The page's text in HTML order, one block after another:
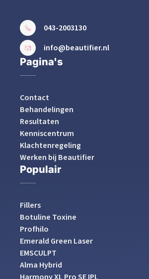
043-2003130
info@beautifier.nl
Pagina's
Contact
Behandelingen
Resultaten
Kenniscentrum
Klachtenregeling
Werken bij Beautifier
Populair
Fillers
Botuline Toxine
Profhilo
Emerald Green Laser
EMSCULPT
Alma Hybrid